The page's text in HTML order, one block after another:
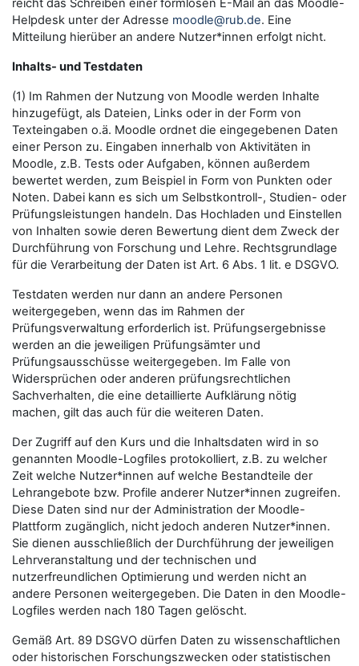
reicht das Schreiben einer formlosen E-Mail an das Moodle-
Helpdesk unter der Adresse moodle@rub.de. Eine
Mitteilung hierüber an andere Nutzer*innen erfolgt nicht.
Inhalts- und Testdaten
(1) Im Rahmen der Nutzung von Moodle werden Inhalte
hinzugefügt, als Dateien, Links oder in der Form von
Texteingaben o.ä. Moodle ordnet die eingegebenen Daten
einer Person zu. Eingaben innerhalb von Aktivitäten in
Moodle, z.B. Tests oder Aufgaben, können außerdem
bewertet werden, zum Beispiel in Form von Punkten oder
Noten. Dabei kann es sich um Selbstkontroll-, Studien- oder
Prüfungsleistungen handeln. Das Hochladen und Einstellen
von Inhalten sowie deren Bewertung dient dem Zweck der
Durchführung von Forschung und Lehre. Rechtsgrundlage
für die Verarbeitung der Daten ist Art. 6 Abs. 1 lit. e DSGVO.
Testdaten werden nur dann an andere Personen
weitergegeben, wenn das im Rahmen der
Prüfungsverwaltung erforderlich ist. Prüfungsergebnisse
werden an die jeweiligen Prüfungsämter und
Prüfungsausschüsse weitergegeben. Im Falle von
Widersprüchen oder anderen prüfungsrechtlichen
Sachverhalten, die eine detaillierte Aufklärung nötig
machen, gilt das auch für die weiteren Daten.
Der Zugriff auf den Kurs und die Inhaltsdaten wird in so
genannten Moodle-Logfiles protokolliert, z.B. zu welcher
Zeit welche Nutzer*innen auf welche Bestandteile der
Lehrangebote bzw. Profile anderer Nutzer*innen zugreifen.
Diese Daten sind nur der Administration der Moodle-
Plattform zugänglich, nicht jedoch anderen Nutzer*innen.
Sie dienen ausschließlich der Durchführung der jeweiligen
Lehrveranstaltung und der technischen und
nutzerfreundlichen Optimierung und werden nicht an
andere Personen weitergegeben. Die Daten in den Moodle-
Logfiles werden nach 180 Tagen gelöscht.
Gemäß Art. 89 DSGVO dürfen Daten zu wissenschaftlichen
oder historischen Forschungszwecken oder statistischen